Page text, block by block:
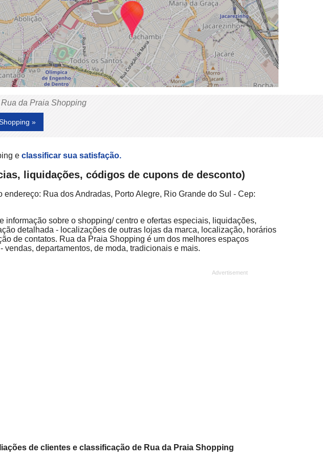
da Praia Shopping
»
e classificar sua satisfação.
liquidações, códigos de cupons de desconto)
Rua dos Andradas, Porto Alegre, Rio Grande do Sul - Cep:
sobre o shopping/ centro e ofertas especiais, liquidações,
detalhada - localizações de outras lojas da marca, localização, horários
de contatos. Rua da Praia Shopping é um dos melhores espaços
departamentos, de moda, tradicionais e mais.
de clientes e classificação de Rua da Praia Shopping